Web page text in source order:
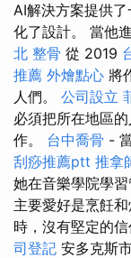
AI解決方案提供
化了設計。 當他
北 整骨 從 2019
推薦 外燴點心 將
人們。 公司設立
必須把所在地區
作。 台中喬骨 -
刮痧推薦ptt 推拿
她在音樂學院學習
主要愛好是烹飪
時，沒有堅定的
司登記 安多克斯